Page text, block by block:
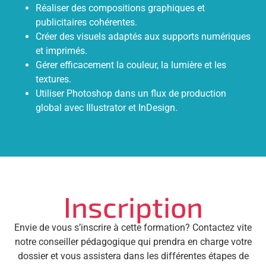
Réaliser des compositions graphiques et
publicitaires cohérentes.
Créer des visuels adaptés aux supports numériques
et imprimés.
Gérer efficacement la couleur, la lumière et les
textures.
Utiliser Photoshop dans un flux de production
global avec Illustrator et InDesign.
Inscription
Envie de vous s’inscrire à cette formation? Contactez vite
notre conseiller pédagogique qui prendra en charge votre
dossier et vous assistera dans les différentes étapes de